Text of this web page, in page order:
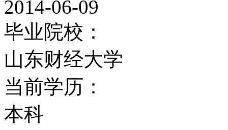
水准。
国际化的氛围
除英国本土学生外，学
区的2500名国际学生，
2014-06-09
毕业院校：
山东财经大学
当前学历：
本科